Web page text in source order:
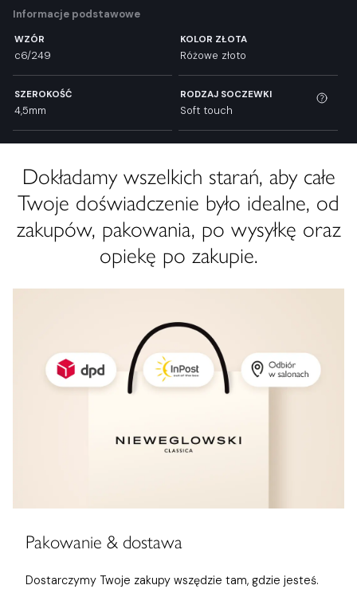
Informacje podstawowe
WZÓR
c6/249
KOLOR ZŁOTA
Różowe złoto
SZEROKOŚĆ
4,5mm
RODZAJ SOCZEWKI
Soft touch
Dokładamy wszelkich starań, aby całe
Twoje doświadczenie było idealne, od
zakupów, pakowania, po wysyłkę oraz
opiekę po zakupie.
Pakowanie & dostawa
Dostarczymy Twoje zakupy wszędzie tam, gdzie jesteś.